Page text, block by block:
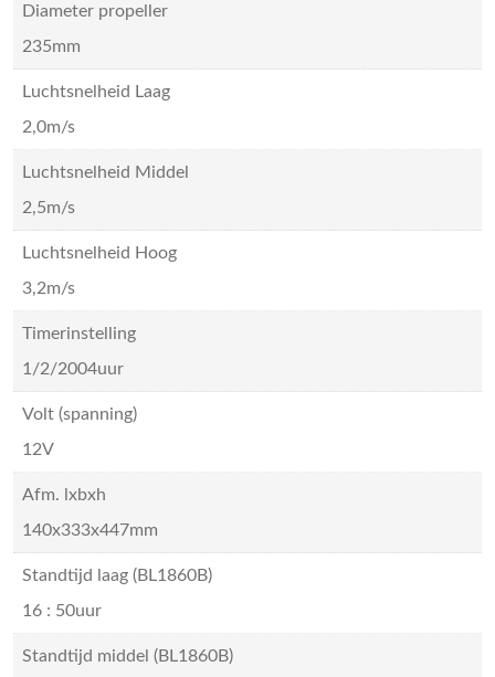
Diameter propeller
235mm
Luchtsnelheid Laag
2,0m/s
Luchtsnelheid Middel
2,5m/s
Luchtsnelheid Hoog
3,2m/s
Timerinstelling
1/2/2004uur
Volt (spanning)
12V
Afm. lxbxh
140x333x447mm
Standtijd laag (BL1860B)
16 : 50uur
Standtijd middel (BL1860B)